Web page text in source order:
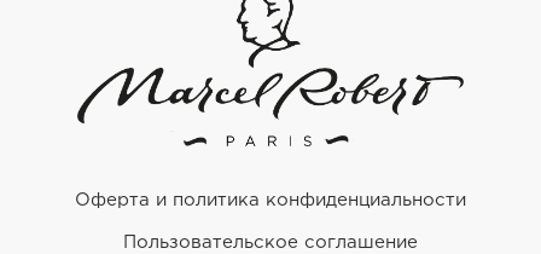
Оферта и политика конфиденциальности
Пользовательское соглашение